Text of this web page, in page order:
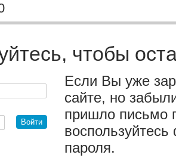
чтобы
Войти
Если Вы уже
сайте, но
пришло письмо
пароля.